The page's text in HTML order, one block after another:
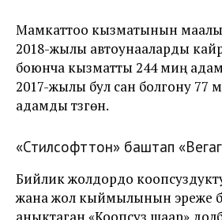
Мамкаттоо кызматынын
2018-жылы автоунааларды
боюнча кызматты 244 миң
2017-жылы бул сан болгону 77
адамды түзгөн.
«Стилсофттон» баштап
Бийлик жолдордо
жана жол кыймылынын эреже